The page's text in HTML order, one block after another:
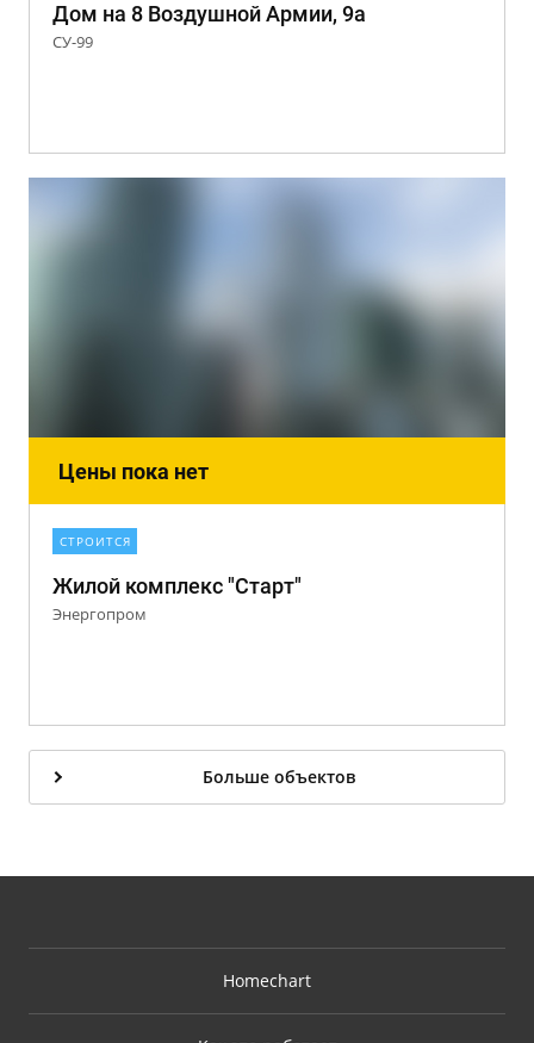
Дом на 8 Воздушной Армии, 9а
СУ-99
Цены пока нет
СТРОИТСЯ
Жилой комплекс "Старт"
Энергопром
Больше объектов
Homechart